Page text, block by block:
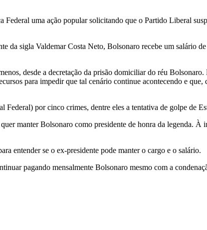
uma ação popular solicitando que o Partido Liberal
da sigla Valdemar Costa Neto, Bolsonaro recebe um salário
desde a decretação da prisão domiciliar do réu
para impedir que tal cenário continue acontecendo e
por cinco crimes, dentre eles a tentativa de golpe de
manter Bolsonaro como presidente de honra da legenda.
entender se o ex-presidente pode manter o cargo e o salário.
pagando mensalmente Bolsonaro mesmo com a